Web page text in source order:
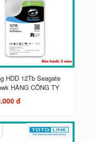
HDD 12Tb Seagate
HÀNG CÔNG TY
đ